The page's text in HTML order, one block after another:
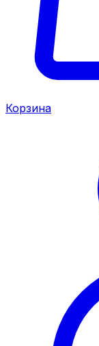
Корзина